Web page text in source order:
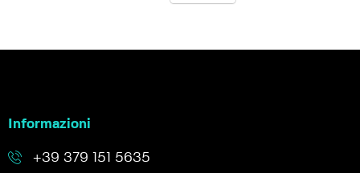
Informazioni
+39 379 151 5635